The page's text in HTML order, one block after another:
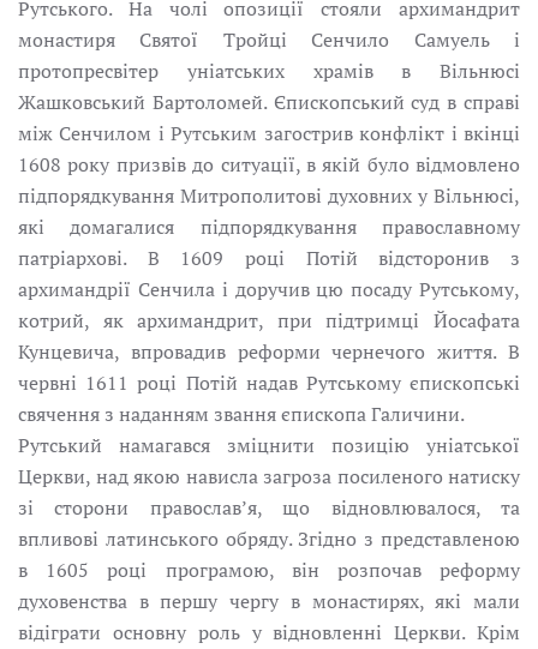
Рутського. На чолі опозиції стояли архимандрит
монастиря Святої Тройці Сенчило Самуель і
протопресвітер уніатських храмів в Вільнюсі
Жашковський Бартоломей. Єпископський суд в справi
між Сенчилом і Рутським загострив конфлікт і вкінці
1608 pоку призвів до ситуації, в якій було відмовлено
підпорядкування Митрополитові духовних у Вільнюсі,
які домагалися підпорядкування православному
патріархові. В 1609 pоці Потій відсторонив з
архимандрії Сенчила і доручив цю посаду Рутському,
котрий, як архимандрит, при підтримці Йосафата
Кунцевича, впровадив реформи чернечого життя. В
червні 1611 pоці Потій надав Рутському єпископські
свячення з наданням звання єпископа Галичини.
Рутський намагався зміцнити позицію уніатської
Церкви, над якою нависла загроза посиленого натиску
зі сторони православ’я, що відновлювалося, та
впливові латинського обряду. Згідно з представленою
в 1605 році програмою, він розпочав реформу
духовенства в першу чергу в монастирях, якi мали
відіграти основну роль у відновленні Церкви. Крім